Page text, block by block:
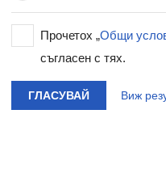
Прочетох „Общи
съгласен с тях.
ГЛАСУВАЙ Виж